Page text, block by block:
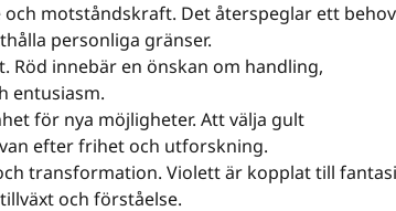
motståndskraft. Det återspeglar ett behov
personliga gränser.
Röd innebär en önskan om handling,
entusiasm.
för nya möjligheter. Att välja gult
efter frihet och utforskning.
transformation. Violett är kopplat till
och förståelse.